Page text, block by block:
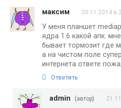
максим 20.11.2014 в
У меня планшет
ядра 1.6 какой апк.
бывает тормозит где
а на чистом поле
интернета ответе
Ответить
admin (автор)